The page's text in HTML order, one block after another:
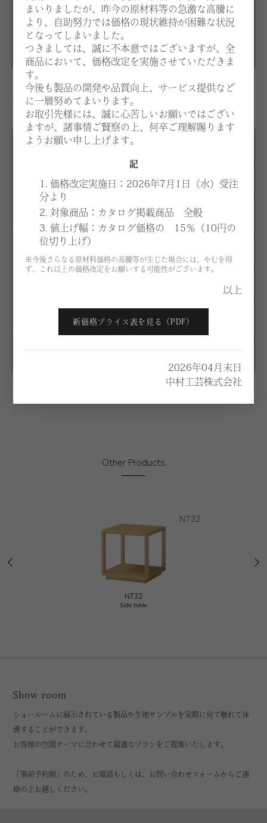
まいりましたが、昨今の原材料等の急激な高騰に
より、自助努力では価格の現状維持が困難な状況
となってしまいました。
つきましては、誠に不本意ではございますが、全
商品において、価格改定を実施させていただきま
す。
今後も製品の開発や品質向上、サービス提供など
に一層努めてまいります。
お取引先様には、誠に心苦しいお願いではござい
ますが、諸事情ご賢察の上、何卒ご理解賜ります
ようお願い申し上げます。
記
1. 価格改定実施日：2026年7月1日（水）受注
分より
2. 対象商品：カタログ掲載商品 全般
3. 値上げ幅：カタログ価格の 15％（10円の
位切り上げ）
※今後さらなる原材料価格の高騰等が生じた場合には、やむを得
ず、これ以上の価格改定をお願いする可能性がございます。
以上
新価格プライス表を見る（PDF）
2026年04月末日
中村工芸株式会社
シルバー
B
ブラック
生地：価格はお選びいただく張地、仕様により異なりま
す。
A
※価格は税別になります。
Other Products
NT32
NT32
Side table
Show room
ショールームに展示されている製品や生地サンプルを実際に見て触れて体
感することができます。
お客様の空間テーマに合わせて最適なプランをご提案いたします。
「事前予約制」のため、お電話もしくは、お問い合わせフォームからご連
絡の上お越しください。